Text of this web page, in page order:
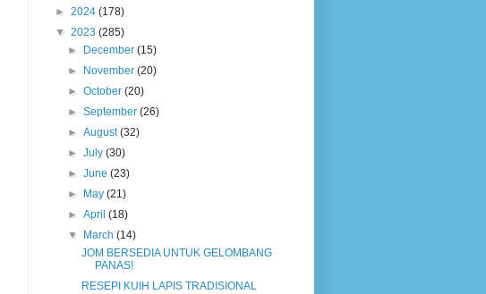
► 2024 (178)
▼ 2023 (285)
►
December(15)
►
November(20)
►October(20)
►September(26)
►August(32)
►July(30)
►June(23)
►
May(21)
►April(18)
▼
March(14)
JOM BERSEDIA UNTUK GELOMBANG
PANAS!
RESEPI KUIH LAPIS TRADISIONAL